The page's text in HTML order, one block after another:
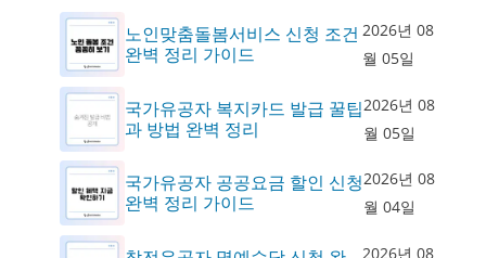
노인맞춤돌봄서비스 신청 조건
완벽 정리 가이드
2026년 08
월 05일
국가유공자 복지카드 발급 꿀팁
과 방법 완벽 정리
2026년 08
월 05일
국가유공자 공공요금 할인 신청
완벽 정리 가이드
2026년 08
월 04일
2026년 08